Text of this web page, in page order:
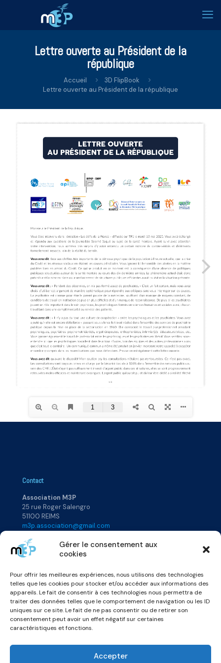
Gérer le consentement aux
cookies
Pour offrir les meilleures expériences, nous utilisons des technologies
telles que les cookies pour stocker et/ou accéder aux informations des
appareils. Le fait de consentir à ces technologies nous permettra de
traiter des données telles que le comportement de navigation ou les ID
uniques sur ce site. Le fait de ne pas consentir ou de retirer son
consentement peut avoir un effet négatif sur certaines
caractéristiques et fonctions.
Accepter
Lettre ouverte au Président de la
république
Accueil
3D FlipBook
Lettre ouverte au Président de la république
Contact
Association M3P
25 rue Roger Salengro
51100 REIMS
m3p.association@gmail.com
Accueil
Qui sommes-nous ?
Actualités
Rejoignez-nous
Annuaire
Vidéos & Podcats